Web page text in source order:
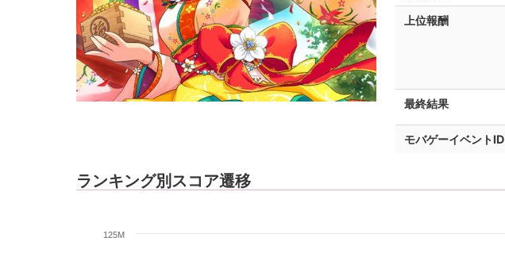
上位報酬
最終結果
モバゲーイベントID
ランキング別スコア遷移
125M